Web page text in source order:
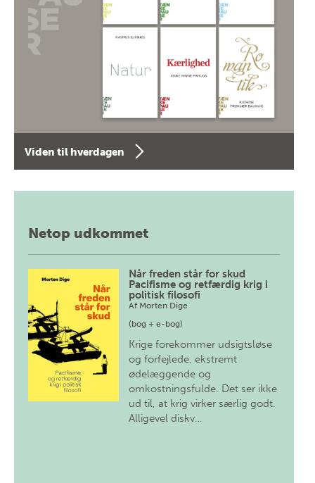
Viden til hverdagen
Netop udkommet
Når freden står for skud
Pacifisme og retfærdig krig i
politisk filosofi
Af Morten Dige
(bog + e-bog)
Krige forekommer udsigtsløse
og forfejlede, ekstremt
ødelæggende og
omkostningsfulde. Det ser ikke
ud til, at krig virker særlig godt.
Alligevel diskv…